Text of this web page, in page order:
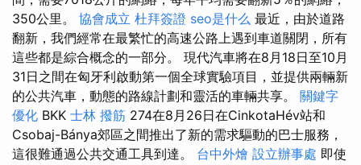
350公里。 協會成立 杜拜簽證 seo是什么 最近，由於道路
翻新，我們經常在最繁忙的高速公路上遇到車道關閉，所有
這些都是綜合概念的一部分。 現代汽車將在8月18日至10月
31日之間在匈牙利啟動第一個全球實驗項目，並提供兩輛新
的公共汽車，動態的路線計劃和靈活的車輛共享。 關鍵字
優化 BKK 士林 撥筋 274在8月26日在CinkotaHév站和
Csobaj-Bánya郊區之間推出了新的需求驅動的巴士服務，
這很難通過公共交通工具到達。 台中外燴 設立辦事處 即使